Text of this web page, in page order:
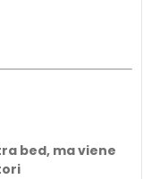
bed, ma viene